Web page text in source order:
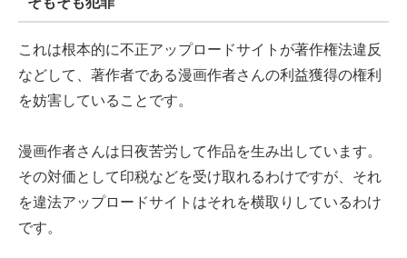
これは根本的に不正アップロードサイトが著作権法違反
などして、著作者である漫画作者さんの利益獲得の権利
を妨害していることです。
漫画作者さんは日夜苦労して作品を生み出しています。
その対価として印税などを受け取れるわけですが、それ
を違法アップロードサイトはそれを横取りしているわけ
です。